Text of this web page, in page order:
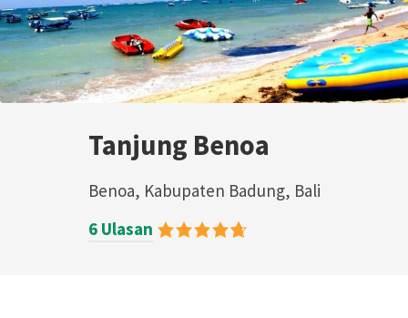
Tanjung Benoa
Benoa, Kabupaten Badung, Bali
6 Ulasan